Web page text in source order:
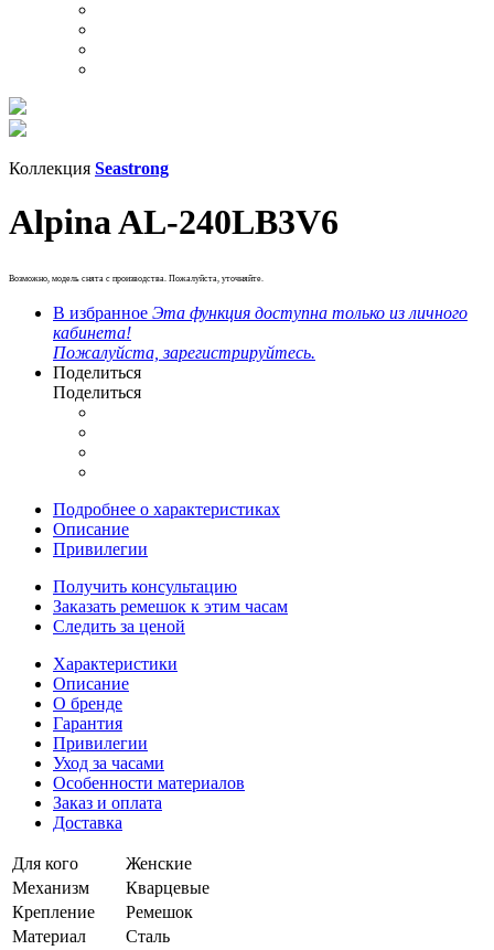
Коллекция Seastrong
Alpina AL-240LB3V6
Возможно, модель снята с производства. Пожалуйста, уточняйте.
В избранное Эта функция доступна только из личного
кабинета!
Пожалуйста, зарегистрируйтесь.
Поделиться
Поделиться
Подробнее о характеристиках
Описание
Привилегии
Получить консультацию
Заказать ремешок к этим часам
Следить за ценой
Характеристики
Описание
О бренде
Гарантия
Привилегии
Уход за часами
Особенности материалов
Заказ и оплата
Доставка
Для кого
Женские
Механизм
Кварцевые
Крепление
Ремешок
Материал
Сталь